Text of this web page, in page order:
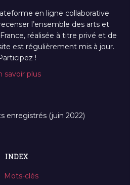
en ligne collaborative
l’ensemble des arts et
réalisée à titre privé et de
est régulièrement mis à jour.
!
savoir plus
enregistrés (juin 2022)
INDEX
Mots-clés